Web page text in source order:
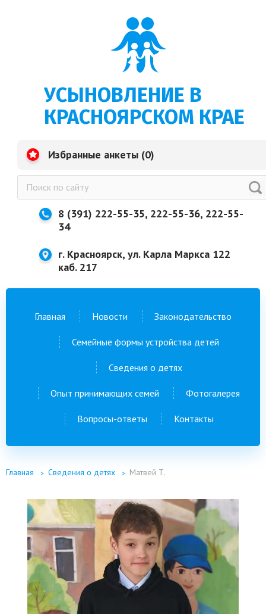
УСЫНОВЛЕНИЕ В
КРАСНОЯРСКОМ КРАЕ
Избранные анкеты (0)
8 (391) 222-55-35, 222-55-36, 222-55-
34
г. Красноярск, ул. Карла Маркса 122
каб. 217
Главная Новости Законодательство
Семейные формы устройства детей
Сведения о детях
Опыт принимающих семей Фотогалерея
Вопросы-ответы Контакты
Главная Сведения о детях Матвей Т.